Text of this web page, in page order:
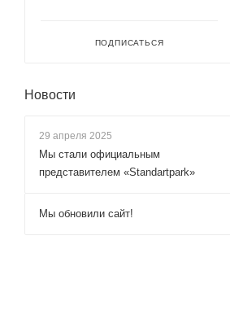
ПОДПИСАТЬСЯ
Новости
29 апреля 2025
Мы стали официальным
представителем «Standartpark»
Мы обновили сайт!